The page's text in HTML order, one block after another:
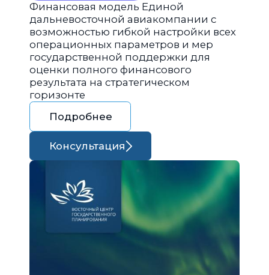
Финансовая модель Единой
дальневосточной авиакомпании с
возможностью гибкой настройки всех
операционных параметров и мер
государственной поддержки для
оценки полного финансового
результата на стратегическом
горизонте
Подробнее
Консультация